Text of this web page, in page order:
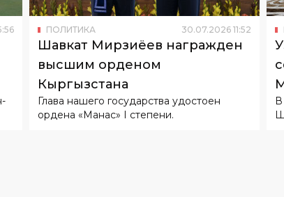
высшим орденом
Кыргызстана
Глава нашего государства удостоен
В